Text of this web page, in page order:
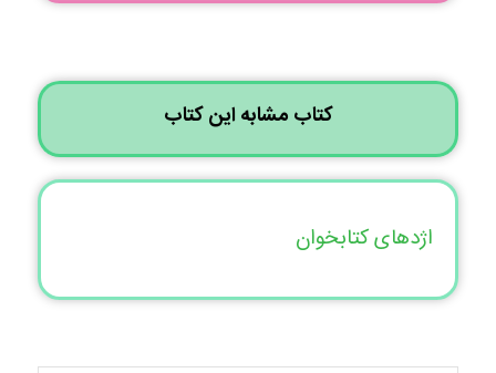
کتاب مشابه این کتاب
اژدهای کتابخوان